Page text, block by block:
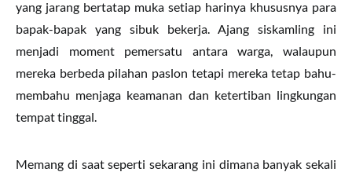
yang jarang bertatap muka setiap harinya khususnya para
bapak-bapak yang sibuk bekerja. Ajang siskamling ini
menjadi moment pemersatu antara warga, walaupun
mereka berbeda pilahan paslon tetapi mereka tetap bahu-
membahu menjaga keamanan dan ketertiban lingkungan
tempat tinggal.
Memang di saat seperti sekarang ini dimana banyak sekali